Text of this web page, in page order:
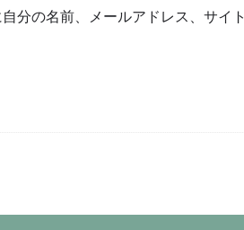
分の名前、メールアドレス、サイト